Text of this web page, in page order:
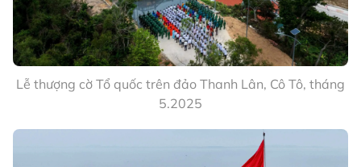
Cán bộ, chiến sĩ Trạm kiểm soát Biên phòng Mã Cháu
(Đồn Biên phòng Thanh Lân) tuần tra kiểm soát trên